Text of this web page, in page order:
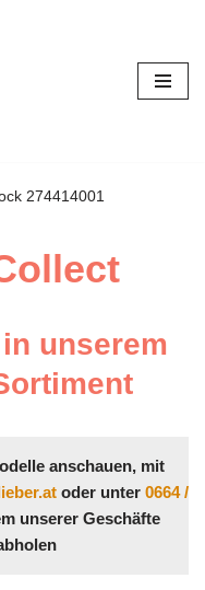
274414001
unserem
anschauen, mit
oder unter 0664 /
unserer Geschäfte